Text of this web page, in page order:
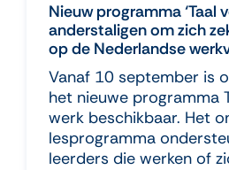
Nieuw programma ‘Taal
anderstaligen om zich
op de Nederlandse
Vanaf 10 september is
het nieuwe programma
werk beschikbaar. Het
lesprogramma
leerders die werken of